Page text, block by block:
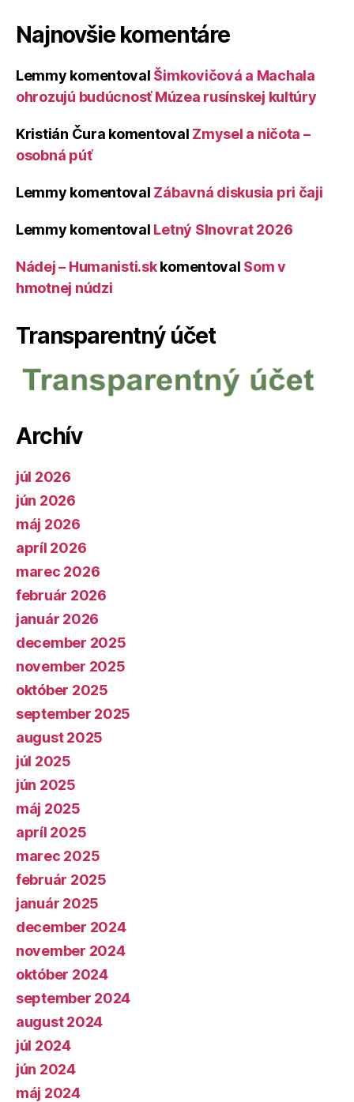
Najnovšie komentáre
Lemmy komentoval Šimkovičová a Machala
ohrozujú budúcnosť Múzea rusínskej kultúry
Kristián Čura komentoval Zmysel a ničota –
osobná púť
Lemmy komentoval Zábavná diskusia pri čaji
Lemmy komentoval Letný Slnovrat 2026
Nádej – Humanisti.skkomentoval Som v
hmotnej núdzi
Transparentný účet
Archív
júl 2026
jún 2026
máj 2026
apríl 2026
marec 2026
február 2026
január 2026
december 2025
november 2025
október 2025
september 2025
august 2025
júl 2025
jún 2025
máj 2025
apríl 2025
marec 2025
február 2025
január 2025
december 2024
november 2024
október 2024
september 2024
august 2024
júl 2024
jún 2024
máj 2024